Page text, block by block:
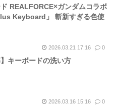
REALFORCE×ガンダムコラボ
Keyboard」 斬新すぎる色使
2026.03.21 17:16 0
】キーボードの洗い方
2026.03.16 15:16 0